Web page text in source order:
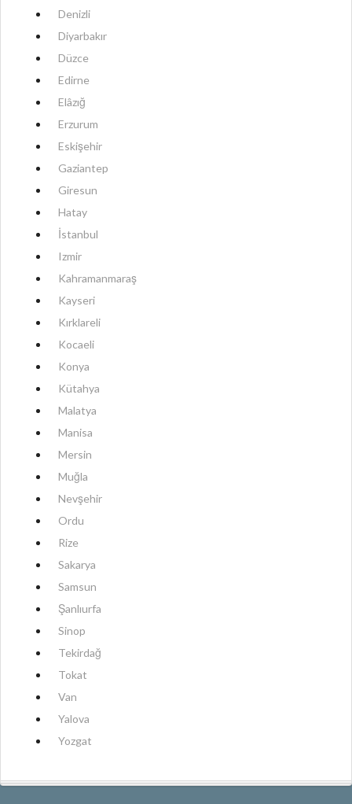
Denizli
Diyarbakır
Düzce
Edirne
Elâzığ
Erzurum
Eskişehir
Gaziantep
Giresun
Hatay
İstanbul
Izmir
Kahramanmaraş
Kayseri
Kırklareli
Kocaeli
Konya
Kütahya
Malatya
Manisa
Mersin
Muğla
Nevşehir
Ordu
Rize
Sakarya
Samsun
Şanlıurfa
Sinop
Tekirdağ
Tokat
Van
Yalova
Yozgat